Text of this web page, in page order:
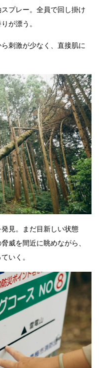
プレー。全員で回し掛け
が漂う。
刺激が少なく、直接肌に
見。まだ目新しい状態
威を間近に眺めながら、
いく。